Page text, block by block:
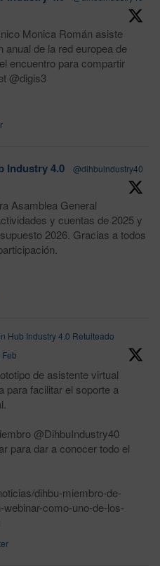
Monica Román asiste
anual de la red europea de
encuentro para compartir
@digis3
Industry 4.0
@dihbuindustry40
Asamblea General
y cuentas de 2025 y
2026. Gracias a todos
Hub Industry 4.0 Retuiteado
Feb
de asistente virtual
para facilitar el soporte a
@DihbuIndustry40
para dar a conocer todo el
dihbu-miembro-de-
como-uno-de-los-